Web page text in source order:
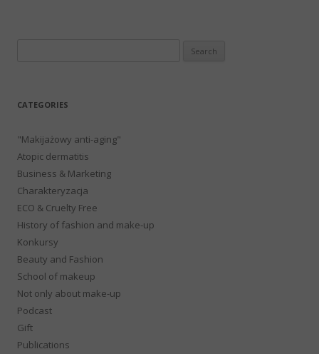
CATEGORIES
"Makijażowy anti-aging"
Atopic dermatitis
Business & Marketing
Charakteryzacja
ECO & Cruelty Free
History of fashion and make-up
Konkursy
Beauty and Fashion
School of makeup
Not only about make-up
Podcast
Gift
Publications